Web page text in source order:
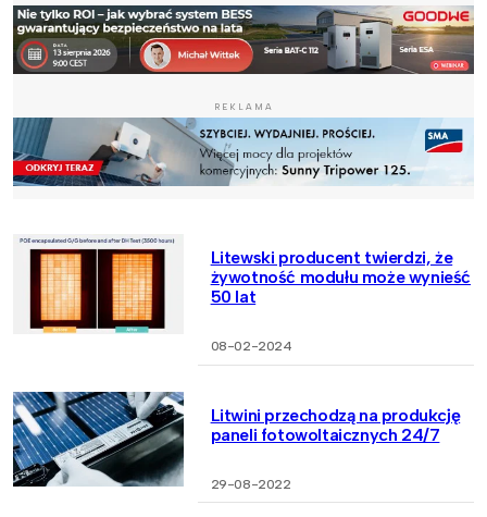
REKLAMA
Litewski producent twierdzi, że
żywotność modułu może wynieść
50 lat
08-02-2024
Litwini przechodzą na produkcję
paneli fotowoltaicznych 24/7
29-08-2022